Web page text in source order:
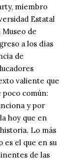
miembro
Estatal
de
a los días
de
valiente que
poco común:
y por
hoy que en
Lo más
es el que en su
de las